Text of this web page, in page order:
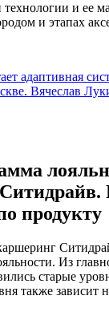
и ее
и этапах
адаптивная
Вячеслав
продукту
Из
старые
также зависит